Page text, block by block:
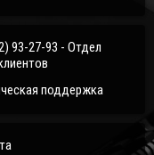
93-27-93 - Отдел
поддержка